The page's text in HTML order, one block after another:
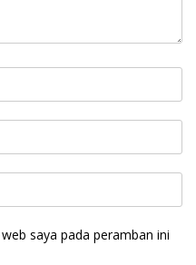
saya pada peramban ini